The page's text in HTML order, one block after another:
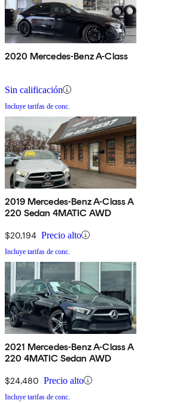
2020 Mercedes-Benz A-Class
Sin calificación
Incluye tarifas de conc.
2019 Mercedes-Benz A-Class A
220 Sedan 4MATIC AWD
$20,194 Precio alto
Incluye tarifas de conc.
2021 Mercedes-Benz A-Class A
220 4MATIC Sedan AWD
$24,480 Precio alto
Incluye tarifas de conc.